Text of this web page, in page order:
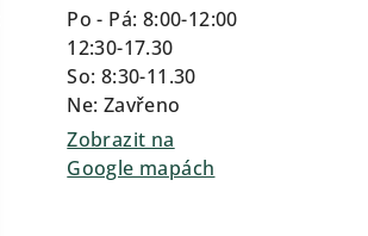
Po - Pá: 8:00-12:00
12:30-17.30
So: 8:30-11.30
Ne: Zavřeno
Zobrazit na
Google mapách